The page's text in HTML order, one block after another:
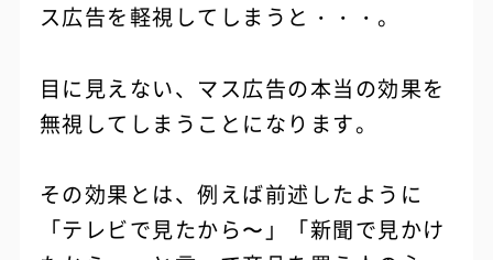
ス広告を軽視してしまうと・・・。
目に見えない、マス広告の本当の効果を
無視してしまうことになります。
その効果とは、例えば前述したように
「テレビで見たから〜」「新聞で見かけ